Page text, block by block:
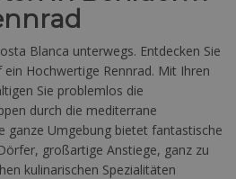
Blanca unterwegs. Entdecken Sie
Hochwertige Rennrad. Mit Ihren
Sie problemlos die
durch die mediterrane
ganze Umgebung bietet fantastische
großartige Anstiege, ganz zu
kulinarischen Spezialitäten